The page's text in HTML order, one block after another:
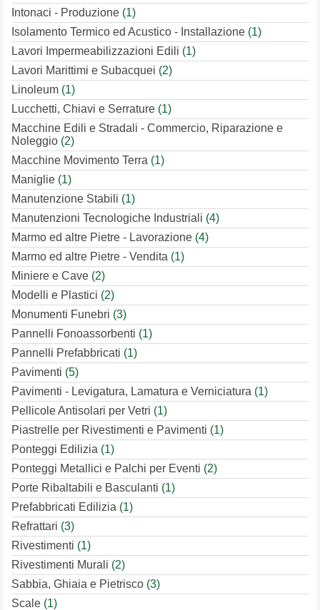
Intonaci - Produzione (1)
Isolamento Termico ed Acustico - Installazione (1)
Lavori Impermeabilizzazioni Edili (1)
Lavori Marittimi e Subacquei (2)
Linoleum (1)
Lucchetti, Chiavi e Serrature (1)
Macchine Edili e Stradali - Commercio, Riparazione e
Noleggio (2)
Macchine Movimento Terra (1)
Maniglie (1)
Manutenzione Stabili (1)
Manutenzioni Tecnologiche Industriali (4)
Marmo ed altre Pietre - Lavorazione (4)
Marmo ed altre Pietre - Vendita (1)
Miniere e Cave (2)
Modelli e Plastici (2)
Monumenti Funebri (3)
Pannelli Fonoassorbenti (1)
Pannelli Prefabbricati (1)
Pavimenti (5)
Pavimenti - Levigatura, Lamatura e Verniciatura (1)
Pellicole Antisolari per Vetri (1)
Piastrelle per Rivestimenti e Pavimenti (1)
Ponteggi Edilizia (1)
Ponteggi Metallici e Palchi per Eventi (2)
Porte Ribaltabili e Basculanti (1)
Prefabbricati Edilizia (1)
Refrattari (3)
Rivestimenti (1)
Rivestimenti Murali (2)
Sabbia, Ghiaia e Pietrisco (3)
Scale (1)